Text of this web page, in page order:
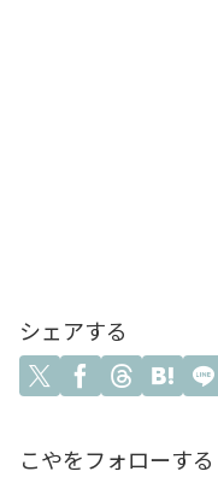
シェアする
こやをフォローする